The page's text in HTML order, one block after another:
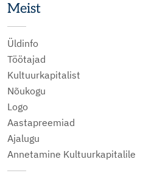
Meist
Üldinfo
Töötajad
Kultuurkapitalist
Nõukogu
Logo
Aastapreemiad
Ajalugu
Annetamine Kultuurkapitalile